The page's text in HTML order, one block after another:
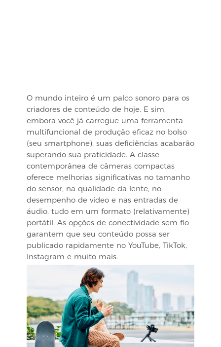
O mundo inteiro é um palco sonoro para os
criadores de conteúdo de hoje. E sim,
embora você já carregue uma ferramenta
multifuncional de produção eficaz no bolso
(seu smartphone), suas deficiências acabarão
superando sua praticidade. A classe
contemporânea de câmeras compactas
oferece melhorias significativas no tamanho
do sensor, na qualidade da lente, no
desempenho de vídeo e nas entradas de
áudio, tudo em um formato (relativamente)
portátil. As opções de conectividade sem fio
garantem que seu conteúdo possa ser
publicado rapidamente no YouTube, TikTok,
Instagram e muito mais.